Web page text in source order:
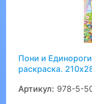
Пони и
раскраска.
Артикул: 978-5-